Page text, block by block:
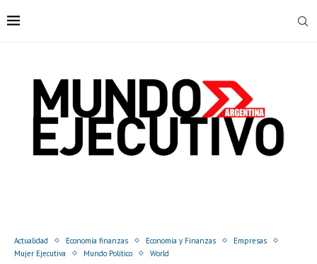
Actualidad Economía finanzas Economía y Finanzas
Empresas
Mujer Ejecutiva
Mundo Político World